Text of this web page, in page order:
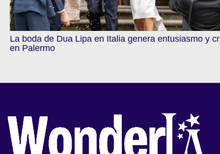
La boda de Dua Lipa en Italia genera entusiasmo y
en Palermo